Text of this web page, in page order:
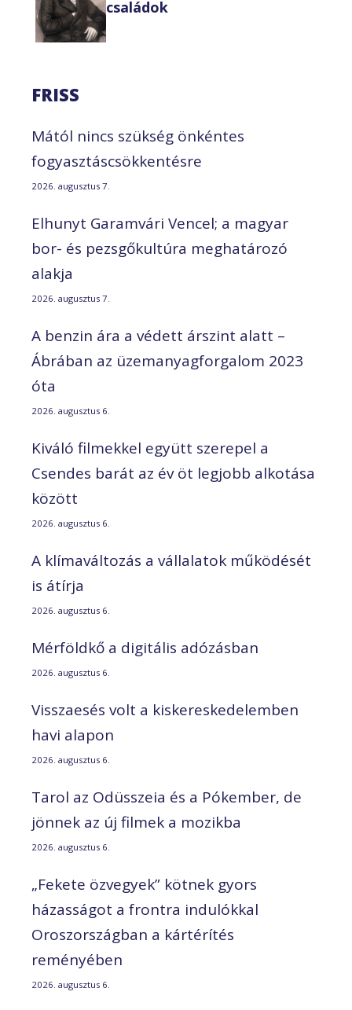
családok
FRISS
Mától nincs szükség önkéntes
fogyasztáscsökkentésre
2026. augusztus 7.
Elhunyt Garamvári Vencel; a magyar
bor- és pezsgőkultúra meghatározó
alakja
2026. augusztus 7.
A benzin ára a védett árszint alatt –
Ábrában az üzemanyagforgalom 2023
óta
2026. augusztus 6.
Kiváló filmekkel együtt szerepel a
Csendes barát az év öt legjobb alkotása
között
2026. augusztus 6.
A klímaváltozás a vállalatok működését
is átírja
2026. augusztus 6.
Mérföldkő a digitális adózásban
2026. augusztus 6.
Visszaesés volt a kiskereskedelemben
havi alapon
2026. augusztus 6.
Tarol az Odüsszeia és a Pókember, de
jönnek az új filmek a mozikba
2026. augusztus 6.
„Fekete özvegyek” kötnek gyors
házasságot a frontra indulókkal
Oroszországban a kártérítés
reményében
2026. augusztus 6.